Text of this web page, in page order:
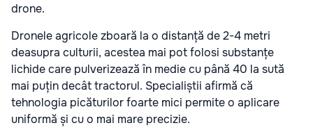
drone.
Dronele agricole zboară la o distanță de 2-4 metri
deasupra culturii, acestea mai pot folosi substanțe
lichide care pulverizează în medie cu până 40 la sută
mai puțin decât tractorul. Specialiștii afirmă că
tehnologia picăturilor foarte mici permite o aplicare
uniformă și cu o mai mare precizie.